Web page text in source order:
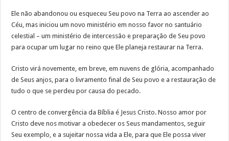
Ele não abandonou ou esqueceu Seu povo na Terra ao ascender ao
Céu, mas iniciou um novo ministério em nosso favor no santuário
celestial – um ministério de intercessão e preparação de Seu povo
para ocupar um lugar no reino que Ele planeja restaurar na Terra.
Cristo virá novemente, em breve, em nuvens de glória, acompanhado
de Seus anjos, para o livramento final de Seu povo e a restauração de
tudo o que se perdeu por causa do pecado.
O centro de convergência da Bíblia é Jesus Cristo. Nosso amor por
Cristo deve nos motivar a obedecer os Seus mandamentos, seguir
Seu exemplo, e a sujeitar nossa vida a Ele, para que Ele possa viver